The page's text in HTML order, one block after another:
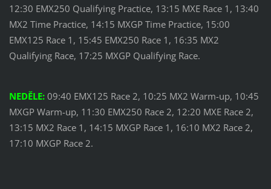
12:30 EMX250 Qualifying Practice, 13:15 MXE Race 1, 13:40
MX2 Time Practice, 14:15 MXGP Time Practice, 15:00
EMX125 Race 1, 15:45 EMX250 Race 1, 16:35 MX2
Qualifying Race, 17:25 MXGP Qualifying Race.
NEDĚLE: 09:40 EMX125 Race 2, 10:25 MX2 Warm-up, 10:45
MXGP Warm-up, 11:30 EMX250 Race 2, 12:20 MXE Race 2,
13:15 MX2 Race 1, 14:15 MXGP Race 1, 16:10 MX2 Race 2,
17:10 MXGP Race 2.